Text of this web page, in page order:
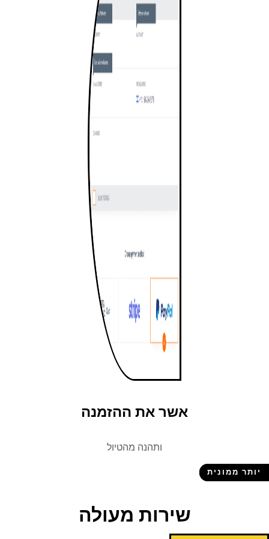
אשר את ההזמנה
ותהנה מהטיול
שירות מעולה